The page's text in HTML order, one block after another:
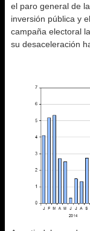
el paro general de
inversión pública y
campaña electoral
su desaceleración